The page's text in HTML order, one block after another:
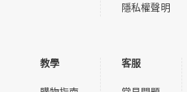
隱私權聲明
教學 客服